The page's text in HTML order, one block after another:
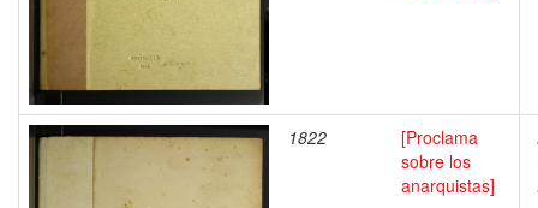
1822
[Proclama
sobre los
anarquistas]